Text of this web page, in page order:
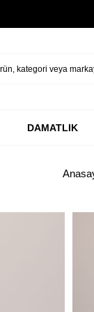
DAMATLIK